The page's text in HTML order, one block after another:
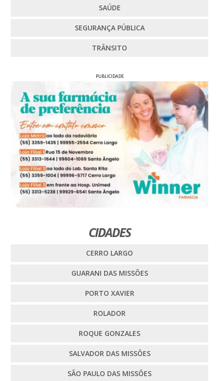
SAÚDE
SEGURANÇA PÚBLICA
TRÂNSITO
PUBLICIDADE
CIDADES
CERRO LARGO
GUARANI DAS MISSÕES
PORTO XAVIER
ROLADOR
ROQUE GONZALES
SALVADOR DAS MISSÕES
SÃO PAULO DAS MISSÕES